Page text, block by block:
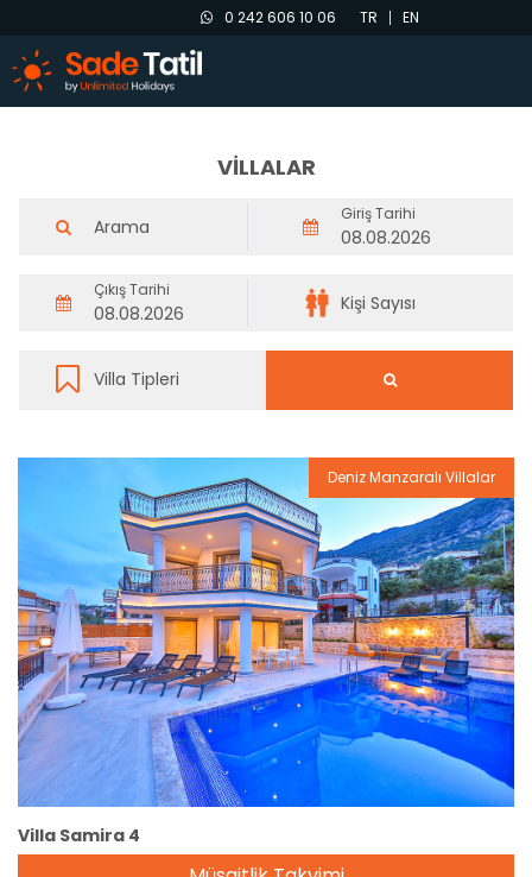
0 242 606 10 06 TR EN
VİLLALAR
Giriş Tarihi
Çıkış Tarihi
Rezervasyon
Deniz Manzaralı Villalar
Villa Samira 4